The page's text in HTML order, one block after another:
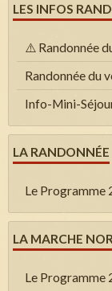
LES INFOS
⚠️ Randonnée
Randonnée du
Info-Mini-
LA RANDONNÉE
Le Programme
LA MARCHE
Le Programme